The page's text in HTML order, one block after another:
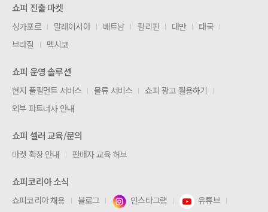
쇼피 진출 마켓
싱가포르 말레이시아 베트남 필리핀 대만
태국
브라질
멕시코
쇼피 운영 솔루션
현지 풀필먼트 서비스 물류 서비스
쇼피 광고 활용하기
외부 파트너사 안내
쇼피 셀러 교육/문의
마켓 확장 안내 판매자 교육 허브
쇼피코리아 소식
쇼피코리아 채용 블로그 인스타그램 유튜브